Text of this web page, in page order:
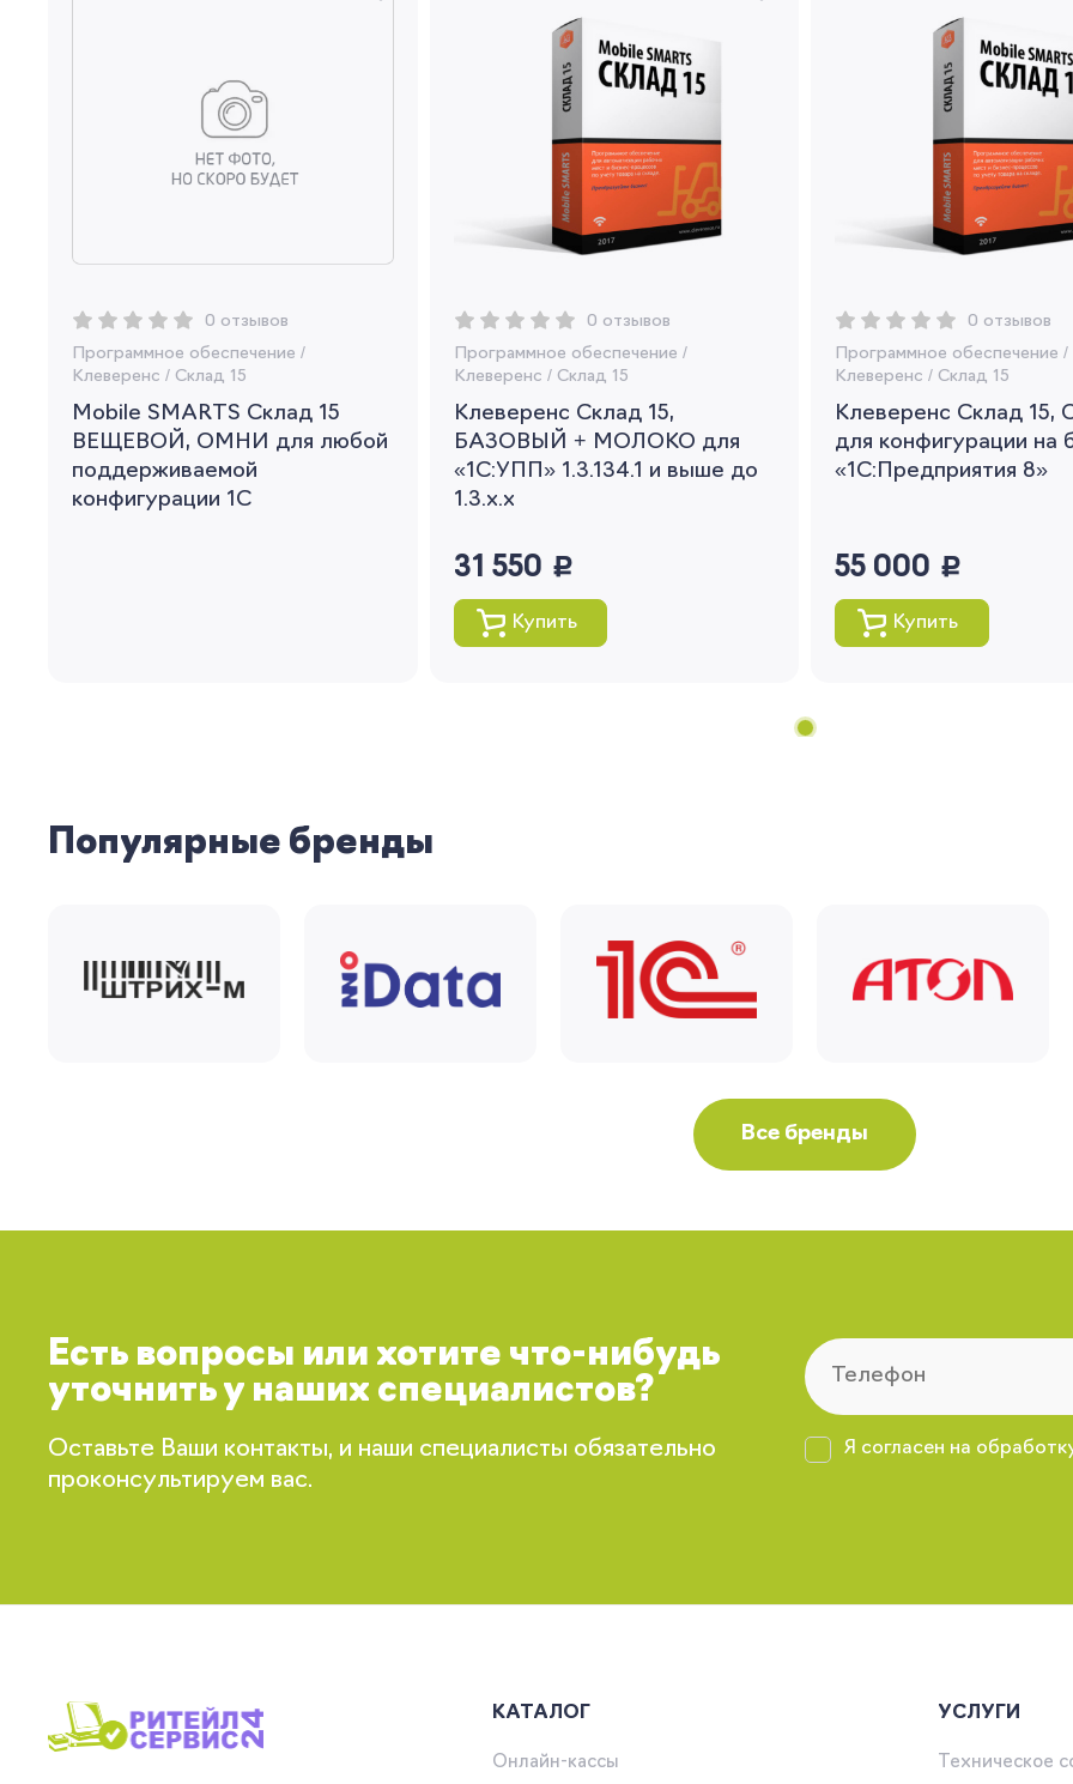
0 отзывов
Программное обеспечение /
Клеверенс / Склад 15
Mobile SMARTS Склад 15
ВЕЩЕВОЙ, ОМНИ для любой
поддерживаемой
конфигурации 1С
0 отзывов
Программное обеспечение /
Клеверенс / Склад 15
Клеверенс Склад 15,
БАЗОВЫЙ + МОЛОКО для
«1С:УПП» 1.3.134.1 и выше до
1.3.x.x
31 550 руб.
Купить
0 отзывов
Программное обеспечение /
Клеверенс / Склад 15
Клеверенс Склад
для конфигурации на
«1С:Предприятия 8»
55 000 руб.
Купить
Популярные бренды
Все бренды
Есть вопросы или хотите что-нибудь
уточнить у наших специалистов?
Оставьте Ваши контакты, и наши специалисты обязательно
проконсультируем вас.
Я согласен на
КАТАЛОГ
Онлайн-кассы
УСЛУГИ
Техническое
Вернуться
Вы сможете отслеживать статус своих
заказов и получать индивидуальные